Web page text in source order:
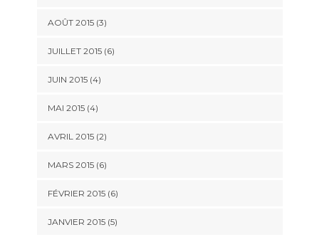
AOÛT 2015(3)
JUILLET 2015(6)
JUIN 2015(4)
MAI 2015(4)
AVRIL 2015(2)
MARS 2015(6)
FÉVRIER 2015(6)
JANVIER 2015(5)